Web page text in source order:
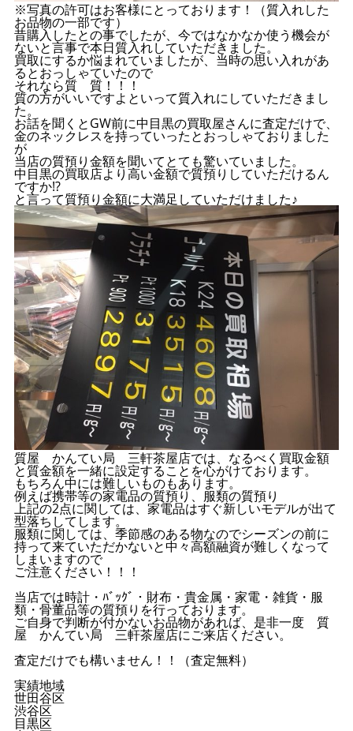
※写真の許可はお客様にとっております！（質入れした
お品物の一部です）
昔購入したとの事でしたが、今ではなかなか使う機会が
ないと言事で本日質入れしていただきました。
買取にするか悩まれていましたが、当時の思い入れがあ
るとおっしゃていたので
それなら質 質！！！
質の方がいいですよといって質入れにしていただきまし
た。
お話を聞くとGW前に中目黒の買取屋さんに査定だけで、
金のネックレスを持っていったとおっしゃておりました
が
当店の質預り金額を聞いてとても驚いていました。
中目黒の買取店より高い金額で質預りしていただけるん
ですか!?
と言って質預り金額に大満足していただけました♪
質屋 かんてい局 三軒茶屋店では、なるべく買取金額
と質金額を一緒に設定することを心がけております。
もちろん中には難しいものもあります。
例えば携帯等の家電品の質預り、服類の質預り
上記の2点に関しては、家電品はすぐ新しいモデルが出て
型落ちしてします。
服類に関しては、季節感のある物なのでシーズンの前に
持って来ていただかないと中々高額融資が難しくなって
しまいますので
ご注意ください！！！
当店では時計・ﾊﾞｯｸﾞ・財布・貴金属・家電・雑貨・服
類・骨董品等の質預りを行っております。
ご自身で判断が付かないお品物があれば、是非一度 質
屋 かんてい局 三軒茶屋店にご来店ください。
査定だけでも構いません！！（査定無料）
実績地域
世田谷区
渋谷区
目黒区